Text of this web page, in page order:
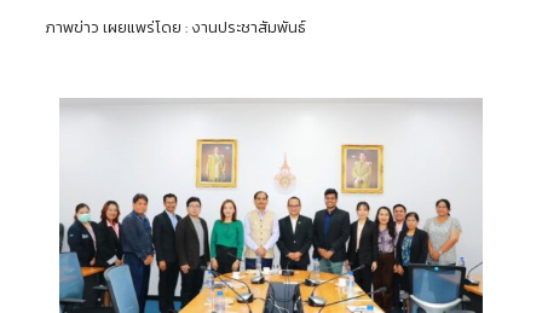
ภาพข่าว เผยแพร่โดย : งานประชาสัมพันธ์